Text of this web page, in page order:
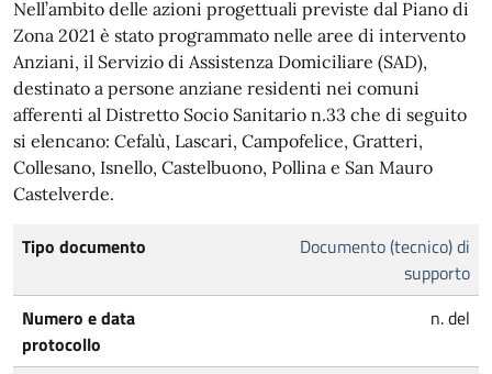
Nell’ambito delle azioni progettuali previste dal Piano di
Zona 2021 è stato programmato nelle aree di intervento
Anziani, il Servizio di Assistenza Domiciliare (SAD),
destinato a persone anziane residenti nei comuni
afferenti al Distretto Socio Sanitario n.33 che di seguito
si elencano: Cefalù, Lascari, Campofelice, Gratteri,
Collesano, Isnello, Castelbuono, Pollina e San Mauro
Castelverde.
Tipo documento
Documento (tecnico) di
supporto
Numero e data
protocollo
n. del